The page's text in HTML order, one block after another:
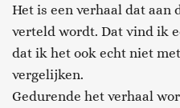
Het is een verhaal dat aan
verteld wordt. Dat vind ik
dat ik het ook echt niet
vergelijken.
Gedurende het verhaal